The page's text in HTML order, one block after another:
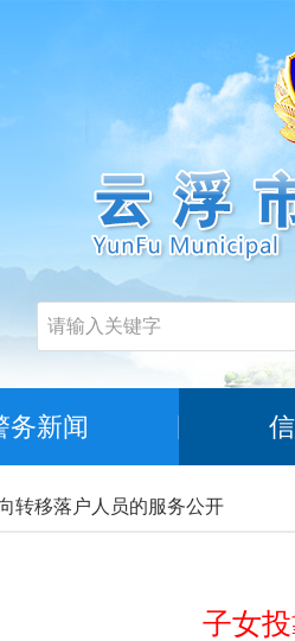
务新闻
转移落户人员的服务公开
子女